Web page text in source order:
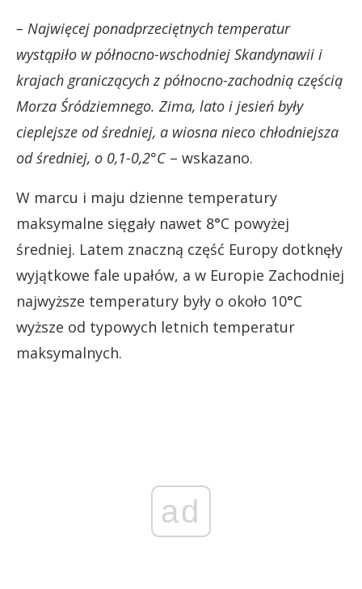
– Najwięcej ponadprzeciętnych temperatur
wystąpiło w północno-wschodniej Skandynawii i
krajach graniczących z północno-zachodnią częścią
Morza Śródziemnego. Zima, lato i jesień były
cieplejsze od średniej, a wiosna nieco chłodniejsza
od średniej, o 0,1-0,2°C– wskazano.
W marcu i maju dzienne temperatury
maksymalne sięgały nawet 8°C powyżej
średniej. Latem znaczną część Europy dotknęły
wyjątkowe fale upałów, a w Europie Zachodniej
najwyższe temperatury były o około 10°C
wyższe od typowych letnich temperatur
maksymalnych.
ad